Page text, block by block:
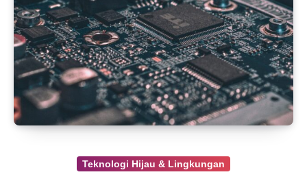
Teknologi Hijau & Lingkungan